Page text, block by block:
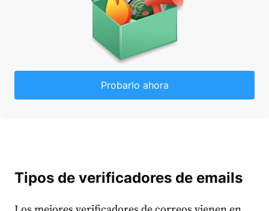
Probarlo ahora
Tipos de verificadores de emails